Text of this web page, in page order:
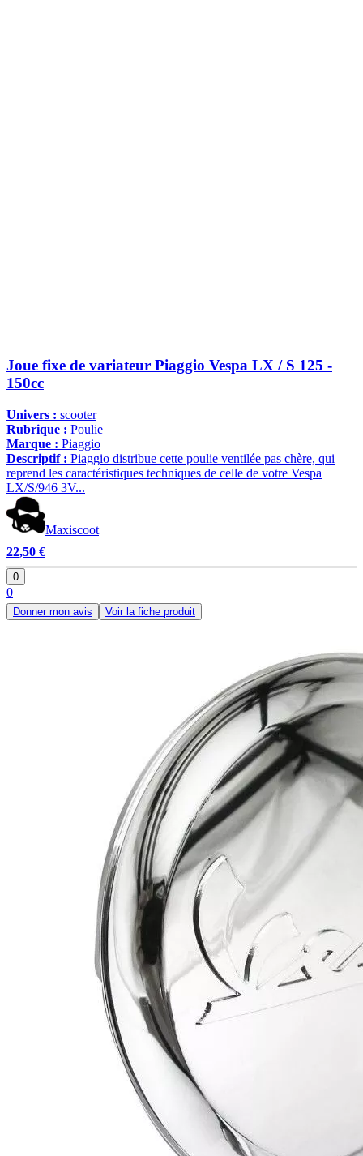
Joue fixe de variateur Piaggio Vespa LX / S 125 -
150cc
Univers : scooter
Rubrique : Poulie
Marque : Piaggio
Descriptif : Piaggio distribue cette poulie ventilée pas chère, qui
reprend les caractéristiques techniques de celle de votre Vespa
LX/S/946 3V...
Maxiscoot
22,50 €
0
0
Donner mon avis Voir la fiche produit